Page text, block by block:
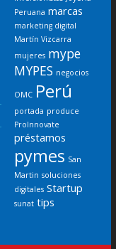
Peruana marcas
marketing digital
Martín Vizcarra
mujeres mype
MYPES negocios
OMC Perú
portada produce
ProInnovate
préstamos
pymes San
Martin soluciones
digitales Startup
sunat tips